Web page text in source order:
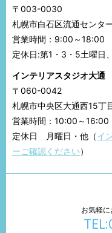
〒003-0030
札幌市白石区流通センタ
営業時間：9:00～18:00
定休日:第1・3・5土曜日
インテリアスタジオ大通
〒060-0042
札幌市中央区大通西15丁
営業時間：10:00～16:00
定休日 月曜日・他（イ
ーご確認ください）
お気軽に